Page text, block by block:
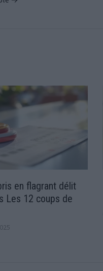
en flagrant délit
Les 12 coups de